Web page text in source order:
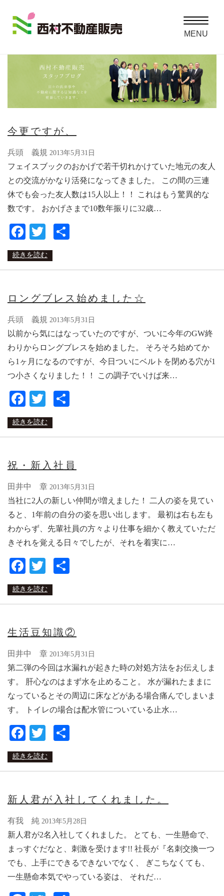
Toggle
MENU
今更ですが、
兵頭 義規 2013年5月31日
フェイスブックのおかげで若干切れかけていた地元の友人
との交流がかなり活発になってきました。 この間の三連
休でも会った友人数は15人以上！！ これはもう驚異的な
数です。 おかげさまで10数年振りに32歳…
Facebook
Twitter
続きを読む
ロングブレス始めました☆
兵頭 義規 2013年5月31日
以前から気にはなっていたのですが、ついに今年のGW終
わりからロングブレスを始めました。 そろそろ始めてか
ら1ヶ月になるのですが、今日ついにベルトを閉める穴が1
つ小さくなりました！！ この調子でいけば来…
Facebook
Twitter
続きを読む
祝・新入社員
田井中 章 2013年5月31日
当社に2人の新しい仲間が増えました！ 二人の姿を見てい
ると、1年前の自分の姿を思い出します。 最初は右も左も
わからず、先輩社員の方々より仕事を細かく教えていただ
きそれを覚える日々でしたが、それを着実に…
Facebook
Twitter
続きを読む
生活豆知識②
田井中 章 2013年5月31日
第二弾の今回は水漏れが起きた時の対処方法をお伝えしま
す。 肝心なのはまず水を止めること。 水が漏れたままに
なっているとその周辺に床などがある場合痛んでしまいま
す。 トイレの場合は配水管についている止水…
Facebook
Twitter
続きを読む
新人君が入社してくれました。
有我 純 2013年5月28日
新人君が2名入社してくれました。 とても、一生懸命で、
まっすぐだなと、刺激を受けます!! 社長が『名刺交換一つ
でも、上手にできるできないでなく、 ぎこちなくても、
一生懸命本気でやっている姿は、 それだ…